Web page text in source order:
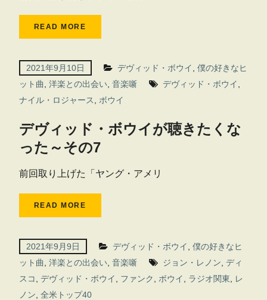
READ MORE
2021年9月10日 デヴィッド・ボウイ
僕の好きなヒ
ット曲
洋楽との出会い 音楽噺 デヴィッド・ボウイ
ナイル・ロジャース
ボウイ
デヴィッド・ボウイが聴きたくな
った～その7
前回取り上げた「ヤング・アメリ
READ MORE
2021年9月9日 デヴィッド・ボウイ
僕の好きなヒ
ット曲
洋楽との出会い 音楽噺 ジョン・レノン ディ
スコ
デヴィッド・ボウイ ファンク ボウイ ラジオ関東
レ
ノン 全米トップ40